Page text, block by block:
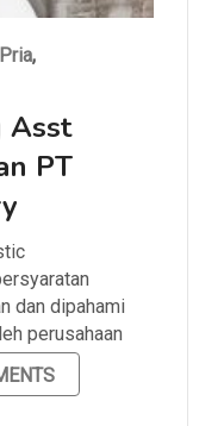
Pria,
Asst
PT
dan dipahami
perusahaan